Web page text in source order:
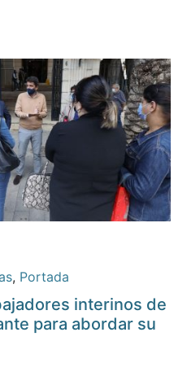
, Portada
interinos de
para abordar su